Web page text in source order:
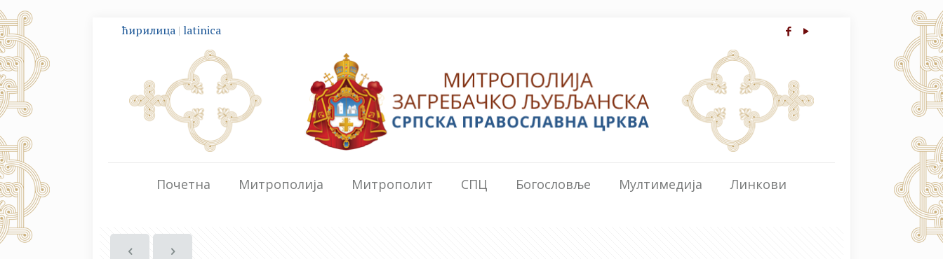
ћирилица | latinica
Почетна Митрополија Митрополит СПЦ Богословље Мултимедија Линкови